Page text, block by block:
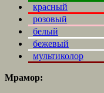
красный
розовый
белый
бежевый
мультиколор
Мрамор: